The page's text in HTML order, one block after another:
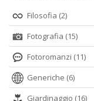
Filosofia (2)
Fotografia (15)
Fotoromanzi (11)
Generiche (6)
Giardinaggio (16)